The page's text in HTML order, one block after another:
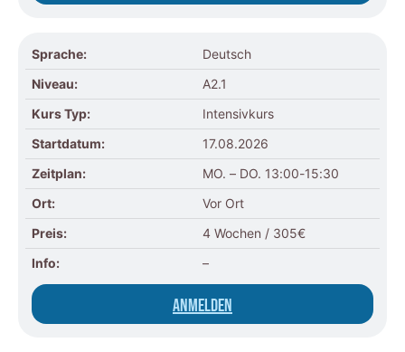
Sprache:
Deutsch
Niveau:
A2.1
Kurs Typ:
Intensivkurs
Startdatum:
17.08.2026
Zeitplan:
MO. – DO. 13:00-15:30
Ort:
Vor Ort
Preis:
4 Wochen / 305€
Info:
–
Anmelden